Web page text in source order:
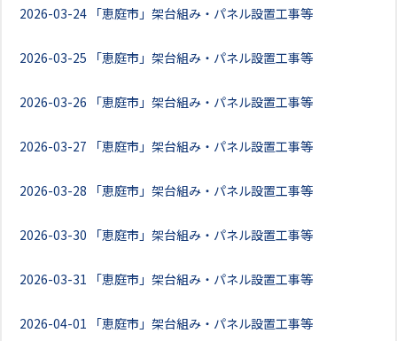
2026-03-24 「恵庭市」架台組み・パネル設置工事等
2026-03-25 「恵庭市」架台組み・パネル設置工事等
2026-03-26 「恵庭市」架台組み・パネル設置工事等
2026-03-27 「恵庭市」架台組み・パネル設置工事等
2026-03-28 「恵庭市」架台組み・パネル設置工事等
2026-03-30 「恵庭市」架台組み・パネル設置工事等
2026-03-31 「恵庭市」架台組み・パネル設置工事等
2026-04-01 「恵庭市」架台組み・パネル設置工事等